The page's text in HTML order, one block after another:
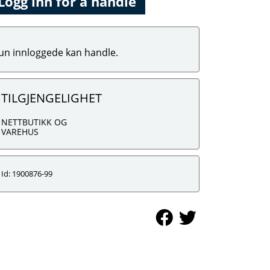
innloggede kan handle.
TILGJENGELIGHET
NETTBUTIKK OG
VAREHUS
Id: 1900876-99